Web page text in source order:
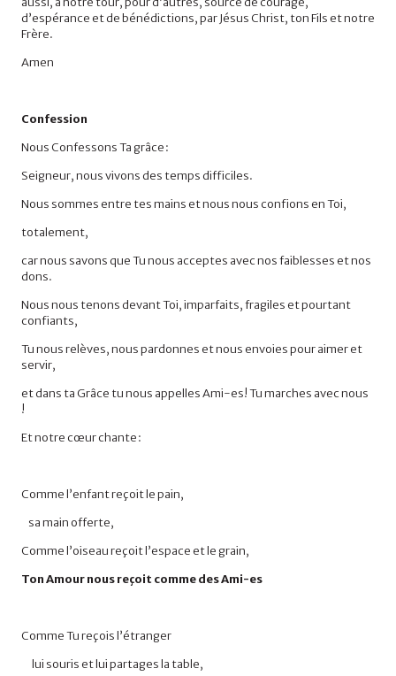
d’espérance et de bénédictions, par Jésus Christ, ton Fils et notre
Frère.
Amen
Confession
Nous Confessons Ta grâce :
Seigneur, nous vivons des temps difficiles.
Nous sommes entre tes mains et nous nous confions en Toi,
totalement,
car nous savons que Tu nous acceptes avec nos faiblesses et nos
dons.
Nous nous tenons devant Toi, imparfaits, fragiles et pourtant
confiants,
Tu nous relèves, nous pardonnes et nous envoies pour aimer et
servir,
et dans ta Grâce tu nous appelles Ami-es! Tu marches avec nous
!
Et notre cœur chante :
Comme l’enfant reçoit le pain,
sa main offerte,
Comme l’oiseau reçoit l’espace et le grain,
Ton Amour nous reçoit comme des Ami-es
CommeTureçoisl’étranger
lui souris et lui partages la table,